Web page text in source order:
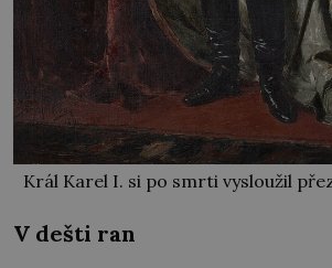
Král Karel I. si po smrti vysloužil
V dešti ran